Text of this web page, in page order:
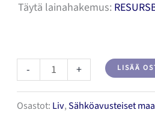
Täytä lainahakemus:
-
Liv
E+
+ LISÄÄ
Osastot: Liv,Sähköavusteiset